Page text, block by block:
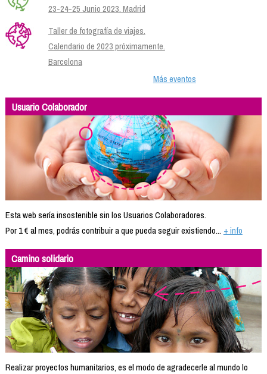
23-24-25 Junio 2023. Madrid
Taller de fotografía de viajes.
Calendario de 2023 próximamente.
Barcelona
Más eventos
Usuario Colaborador
Esta web sería insostenible sin los Usuarios Colaboradores.
Por 1 € al mes, podrás contribuir a que pueda seguir existiendo... + info
Camino solidario
Realizar proyectos humanitarios, es el modo de agradecerle al mundo lo